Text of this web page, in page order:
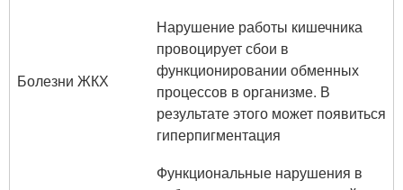
Болезни ЖКХ
Нарушение работы кишечника
провоцирует сбои в
функционировании обменных
процессов в организме. В
результате этого может появиться
гиперпигментация
Функциональные нарушения в